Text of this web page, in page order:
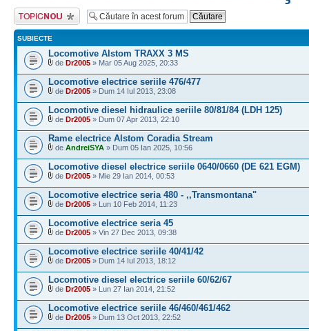
Scrie un subiect
nou
SUBIECTE
Locomotive Alstom TRAXX 3 MS
de Dr2005 » Mar 05 Aug 2025, 20:33
Locomotive electrice seriile 476/477
de Dr2005 » Dum 14 Iul 2013, 23:08
Locomotive diesel hidraulice seriile 80/81/84 (LDH 125)
de Dr2005 » Dum 07 Apr 2013, 22:10
Rame electrice Alstom Coradia Stream
de AndreiSYA » Dum 05 Ian 2025, 10:56
Locomotive diesel electrice seriile 0640/0660 (DE 621 EGM)
de Dr2005 » Mie 29 Ian 2014, 00:53
Locomotive electrice seria 480 - ,,Transmontana"
de Dr2005 » Lun 10 Feb 2014, 11:23
Locomotive electrice seria 45
de Dr2005 » Vin 27 Dec 2013, 09:38
Locomotive electrice seriile 40/41/42
de Dr2005 » Dum 14 Iul 2013, 18:12
Locomotive diesel electrice seriile 60/62/67
de Dr2005 » Lun 27 Ian 2014, 21:52
Locomotive electrice seriile 46/460/461/462
de Dr2005 » Dum 13 Oct 2013, 22:52